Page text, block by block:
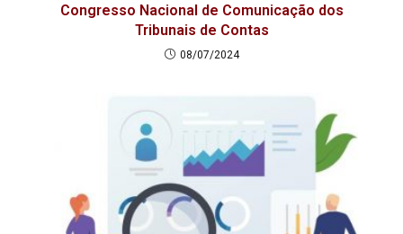
Congresso Nacional de Comunicação dos
Tribunais de Contas
08/07/2024